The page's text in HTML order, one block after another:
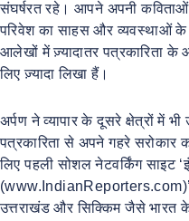
संघर्षरत रहे। आपने अपनी
परिवेश का साहस और व्यवस्थाओं
आलेखों में ज़्यादातर पत्रकारिता
लिए ज़्यादा लिखा हैं।
अर्पण ने व्यापार के दूसरे क्षेत्रों में
पत्रकारिता से अपने गहरे सरोकार
लिए पहली सोशल नेटवर्किंग साइट
उत्तराखंड और सिक्किम जैसे भारत